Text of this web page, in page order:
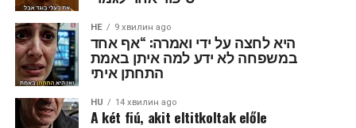
HE 9 хвилин ago
היא לחצה על ידי ואמרה: “אף אחד
במשפחה לא ידע למה איתן באמת
התחתן איתי
HU 14 хвилин ago
A két fiú, akit eltitkoltak előle